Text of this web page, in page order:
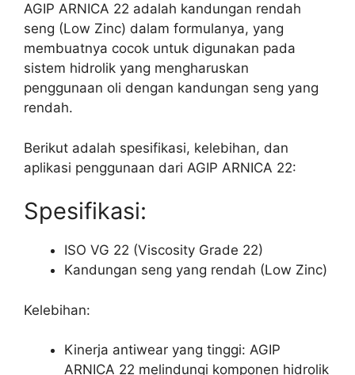
AGIP ARNICA 22 adalah kandungan rendah
seng (Low Zinc) dalam formulanya, yang
membuatnya cocok untuk digunakan pada
sistem hidrolik yang mengharuskan
penggunaan oli dengan kandungan seng yang
rendah.
Berikut adalah spesifikasi, kelebihan, dan
aplikasi penggunaan dari AGIP ARNICA 22:
Spesifikasi:
ISO VG 22 (Viscosity Grade 22)
Kandungan seng yang rendah (Low Zinc)
Kelebihan:
Kinerja antiwear yang tinggi: AGIP
ARNICA 22 melindungi komponen hidrolik